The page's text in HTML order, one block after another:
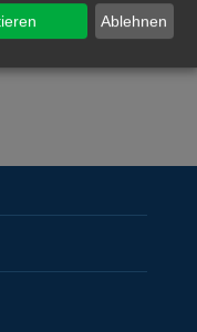
sein.Ablehnen